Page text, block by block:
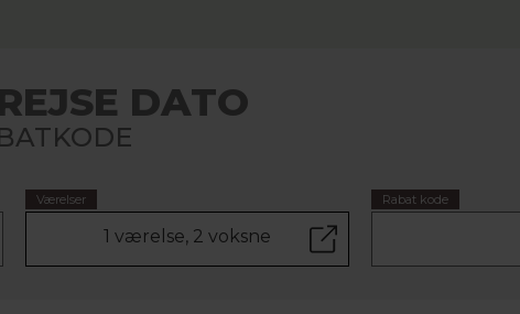
DATO
Værelser
1 værelse, 2 voksne
Rabat kode